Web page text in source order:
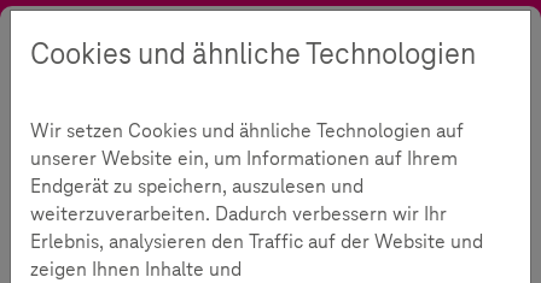
Suche Kontrast Sprache
Aktion Kinder- und Jugendschutz Brandenburg e.V.
Interkultureller
Medienworkshop
Cookies und ähnliche Technologien
Wir setzen Cookies und ähnliche Technologien auf
unserer Website ein, um Informationen auf Ihrem
Endgerät zu speichern, auszulesen und
weiterzuverarbeiten. Dadurch verbessern wir Ihr
Erlebnis, analysieren den Traffic auf der Website und
zeigen Ihnen Inhalte und